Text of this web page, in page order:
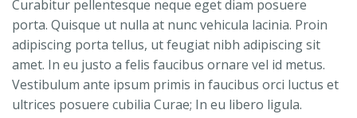
Curabitur pellentesque neque eget diam posuere
porta. Quisque ut nulla at nunc vehicula lacinia. Proin
adipiscing porta tellus, ut feugiat nibh adipiscing sit
amet. In eu justo a felis faucibus ornare vel id metus.
Vestibulum ante ipsum primis in faucibus orci luctus et
ultrices posuere cubilia Curae; In eu libero ligula.